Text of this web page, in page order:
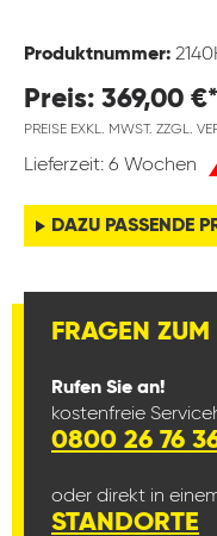
Produktnummer:
Preis: 369,00 €*
PREISE EXKL. MWST. ZZGL.
Lieferzeit: 6 Wochen
DAZU PASSENDE
FRAGEN
Rufen Sie an!
kostenfreie
0800 26 76
oder direkt in
STANDORTE